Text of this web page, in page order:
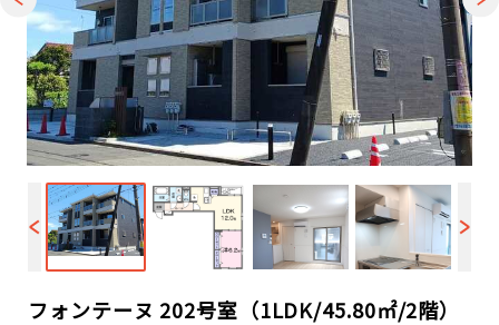
フォンテーヌ 202号室（1LDK/45.80㎡/2階）